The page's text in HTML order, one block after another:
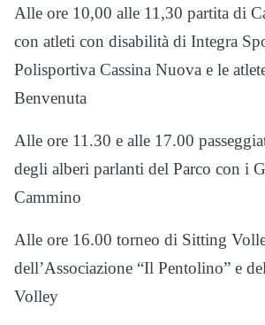
Alle ore 10,00 alle 11,30 partita di
con atleti con disabilità di Integra
Polisportiva Cassina Nuova e le
Benvenuta
Alle ore 11.30 e alle 17.00
degli alberi parlanti del Parco con i
Cammino
Alle ore 16.00 torneo di Sitting
dell’Associazione “Il Pentolino” e
Volley